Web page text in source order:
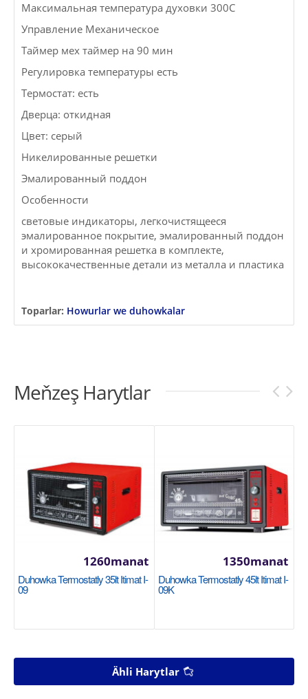
Максимальная температура духовки 300С
Управление Механическое
Таймер мех таймер на 90 мин
Регулировка температуры есть
Термостат: есть
Дверца: откидная
Цвет: серый
Никелированные решетки
Эмалированный поддон
Особенности
световые индикаторы, легкочистящееся
эмалированное покрытие, эмалированный поддон
и хромированная решетка в комплекте,
высококачественные детали из металла и пластика
Toparlar: Howurlar we duhowkalar
Meňzeş Harytlar
Duhowka Termostatly 35lt Itimat I-
09
1260manat
Duhowka Termostatly 45lt Itimat I-
09K
1350manat
Ähli Harytlar